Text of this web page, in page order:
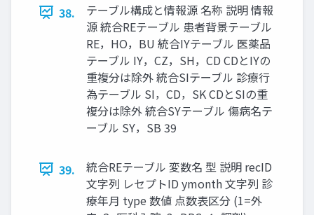
38.
テーブル構成と情報源 名称 説明 情報
源 統合REテーブル 患者背景テーブル
RE，HO，BU 統合IYテーブル 医薬品
テーブル IY，CZ，SH，CD CDとIYの
重複分は除外 統合SIテーブル 診療行
為テーブル SI，CD，SK CDとSIの重
複分は除外 統合SYテーブル 傷病名テ
ーブル SY，SB 39
39.
統合REテーブル 変数名 型 説明 recID
文字列 レセプトID ymonth 文字列 診
療年月 type 数値 点数表区分 (1=外